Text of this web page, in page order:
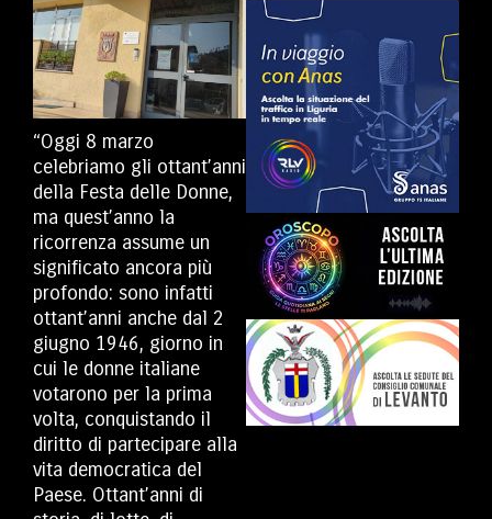
“Oggi 8 marzo
celebriamo gli ottant’anni
della Festa delle Donne,
ma quest’anno la
ricorrenza assume un
significato ancora più
profondo: sono infatti
ottant’anni anche dal 2
giugno 1946, giorno in
cui le donne italiane
votarono per la prima
volta, conquistando il
diritto di partecipare alla
vita democratica del
Paese. Ottant’anni di